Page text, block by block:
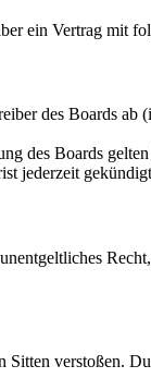
ein Vertrag mit
des Boards ab
des Boards
jederzeit
verstoßen.